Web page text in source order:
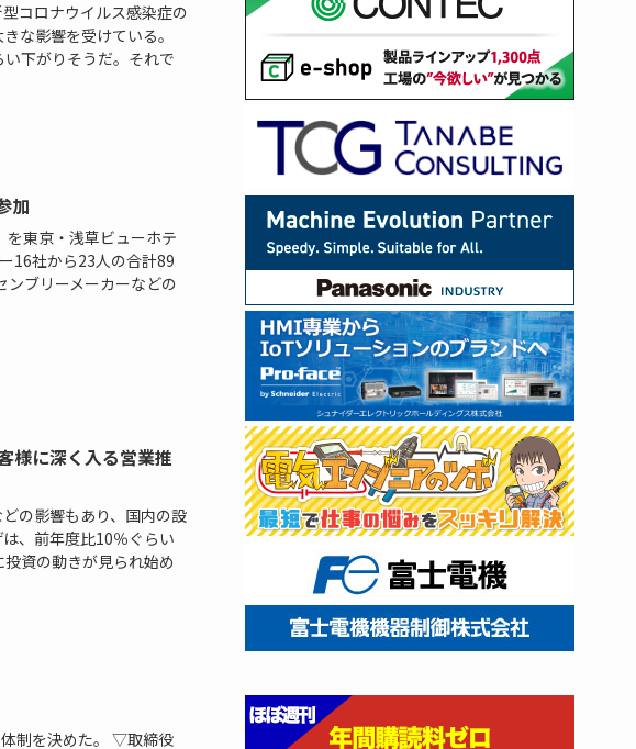
コロナウイルス感染症の
な影響を受けている。
下がりそうだ。それで
加
東京・浅草ビューホテ
16社から23人の合計89
ンブリーメーカーなどの
様に深く入る営業推
の影響もあり、国内の設
、前年度比10％ぐらい
資の動きが見られ始め
制を決めた。 ▽取締役